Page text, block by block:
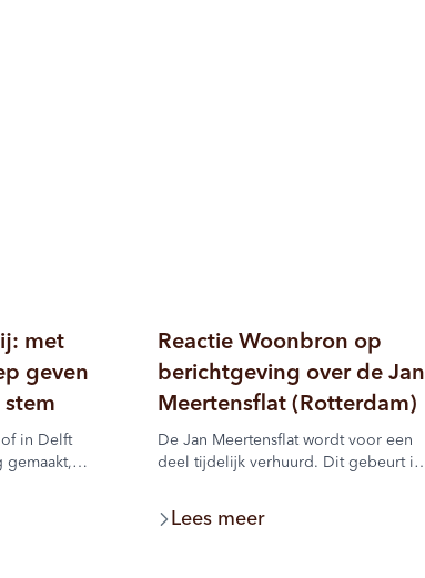
met
geven
stem
in Delft
gemaakt,
wonen. Tot
Reactie Woonbron op
berichtgeving over de Jan
Meertensflat (Rotterdam)
De Jan Meertensflat wordt voor een
deel tijdelijk verhuurd. Dit gebeurt in
het gebouw en de omgeving. We
werken hierin samen met de
Lees meer